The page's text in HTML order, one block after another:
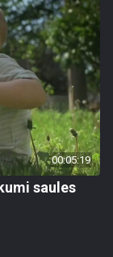
00:05:19
saules